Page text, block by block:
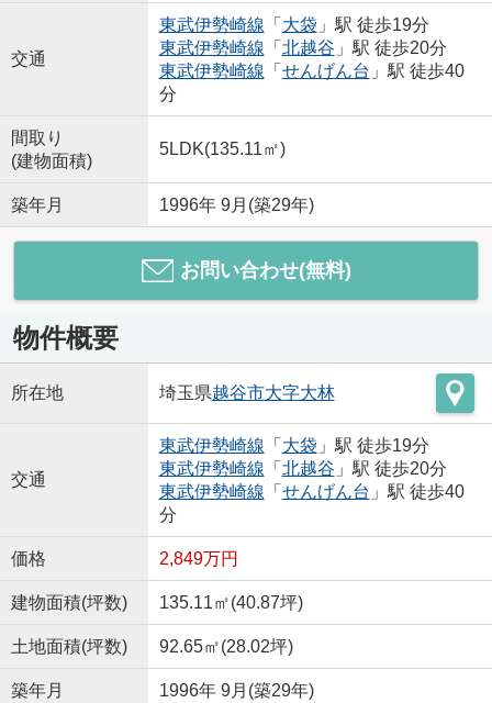
交通
東武伊勢崎線 「 大袋 」駅 徒歩19分
東武伊勢崎線 「 北越谷 」駅 徒歩20分
東武伊勢崎線 「 せんげん台 」駅 徒歩40
分
間取り
(建物面積)
5LDK(135.11㎡)
築年月 1996年 9月(築29年)
お問い合わせ(無料)
物件概要
所在地 埼玉県越谷市大字大林
交通
東武伊勢崎線 「 大袋 」駅 徒歩19分
東武伊勢崎線 「 北越谷 」駅 徒歩20分
東武伊勢崎線 「 せんげん台 」駅 徒歩40
分
価格 2,849万円
建物面積(坪数) 135.11㎡(40.87坪)
土地面積(坪数) 92.65㎡(28.02坪)
築年月 1996年 9月(築29年)